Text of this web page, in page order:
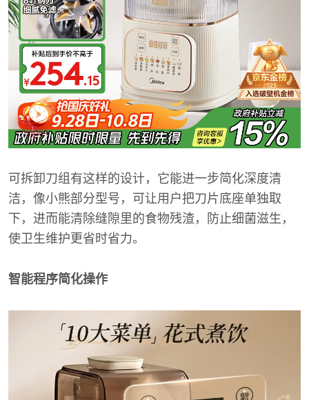
可拆卸刀组有这样的设计，它能进一步简化深度清
洁，像小熊部分型号，可让用户把刀片底座单独取
下，进而能清除缝隙里的食物残渣，防止细菌滋生，
使卫生维护更省时省力。
智能程序简化操作